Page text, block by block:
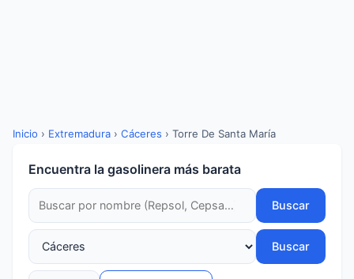
Inicio › Extremadura › Cáceres › Torre De Santa María
Encuentra la gasolinera más barata
Buscar
Buscar